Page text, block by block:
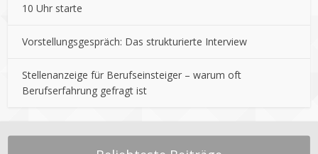
10 Uhr starte
Vorstellungsgespräch: Das strukturierte Interview
Stellenanzeige für Berufseinsteiger – warum oft
Berufserfahrung gefragt ist